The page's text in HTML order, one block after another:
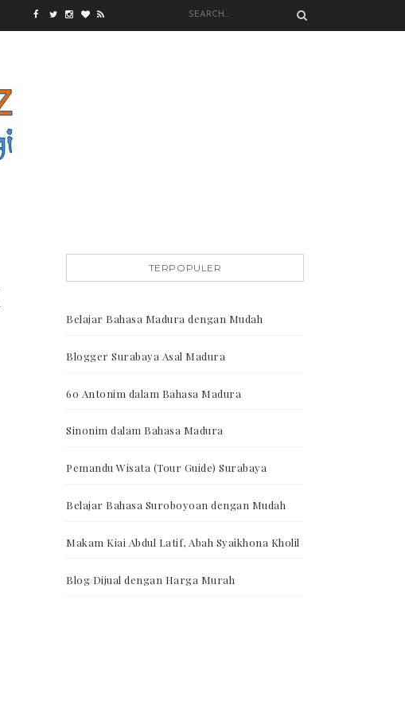
TERPOPULER
Belajar Bahasa Madura dengan Mudah
Blogger Surabaya Asal Madura
60 Antonim dalam Bahasa Madura
Sinonim dalam Bahasa Madura
Pemandu Wisata (Tour Guide) Surabaya
Belajar Bahasa Suroboyoan dengan Mudah
Makam Kiai Abdul Latif, Abah Syaikhona Kholil
Blog Dijual dengan Harga Murah